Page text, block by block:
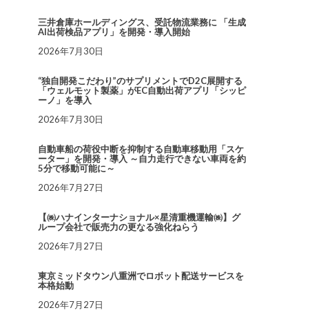
三井倉庫ホールディングス、受託物流業務に 「生成
AI出荷検品アプリ」を開発・導入開始
2026年7月30日
“独自開発こだわり”のサプリメントでD2C展開する
「ウェルモット製薬」がEC自動出荷アプリ「シッピ
ーノ」を導入
2026年7月30日
自動車船の荷役中断を抑制する自動車移動用「スケ
ーター」を開発・導入 ～自力走行できない車両を約
5分で移動可能に～
2026年7月27日
【㈱ハナインターナショナル×星清重機運輸㈱】グ
ループ会社で販売力の更なる強化ねらう
2026年7月27日
東京ミッドタウン八重洲でロボット配送サービスを
本格始動
2026年7月27日